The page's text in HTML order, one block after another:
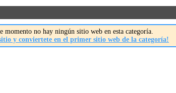
momento no hay ningún sitio web en esta categoría.
y conviertete en el primer sitio web de la categoría!